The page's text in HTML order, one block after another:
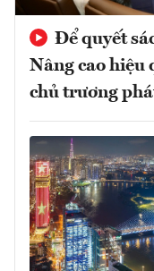
Để quyết
Nâng cao hiệu
chủ trương